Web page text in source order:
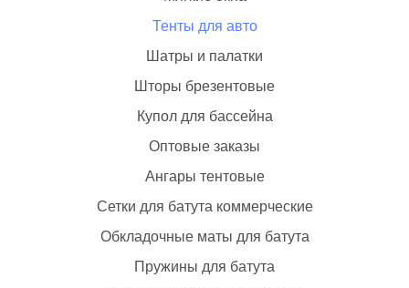
Тенты для авто
Купол для бассейна
Оптовые заказы
Ангары тентовые
Сетки для батута коммерческие
Обкладочные маты для батута
Пружины для батута